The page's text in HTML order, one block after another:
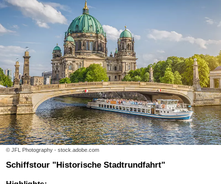
© JFL Photography - stock.adobe.com
Schiffstour "Historische Stadtrundfahrt"